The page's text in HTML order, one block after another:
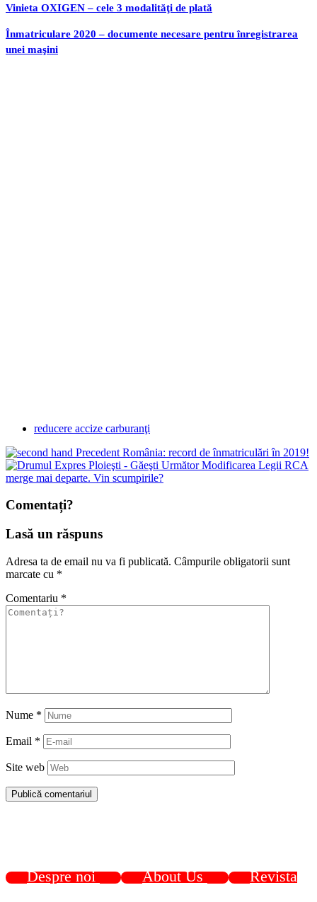
Vinieta OXIGEN – cele 3 modalităţi de plată
Înmatriculare 2020 – documente necesare pentru înregistrarea
unei maşini
reducere accize carburanţi
Precedent România: record de înmatriculări în 2019!
Următor Modificarea Legii RCA
merge mai departe. Vin scumpirile?
Comentați?
Lasă un răspuns
Adresa ta de email nu va fi publicată. Câmpurile obligatorii sunt
marcate cu *
Comentariu *
Nume *
Email *
Site web
Despre noi About Us
Revista